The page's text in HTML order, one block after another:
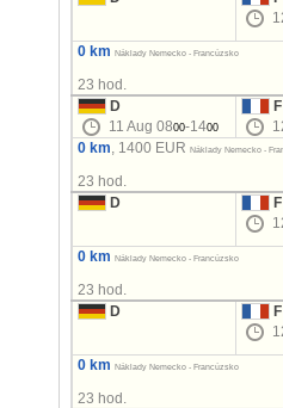
0 km Náklady Nemecko - Francúzsko
23 hod.
D
11 Aug 0800-1400
F
0 km, 1400 EURNáklady Nemecko -
23 hod.
D
F
0 km Náklady Nemecko - Francúzsko
23 hod.
D
F
0 km Náklady Nemecko - Francúzsko
23 hod.